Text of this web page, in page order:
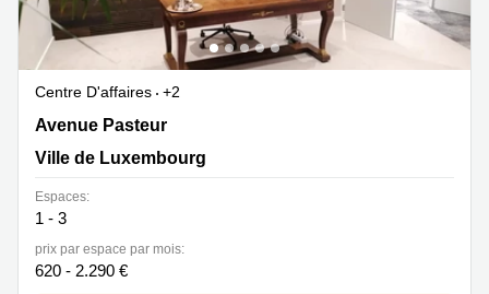
Centre D'affaires
+2
14-16 Avenue Pasteur, Limpertsberg, Ville de
Luxembourg
Avenue Pasteur
Ville de Luxembourg
Espaces:
1 - 3
prix par espace par mois:
620 - 2.290 €